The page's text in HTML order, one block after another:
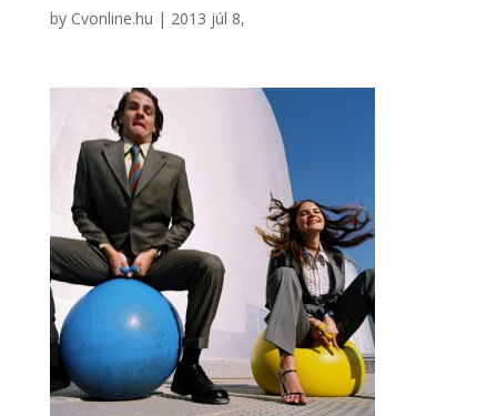
by Cvonline.hu | 2013 júl 8,